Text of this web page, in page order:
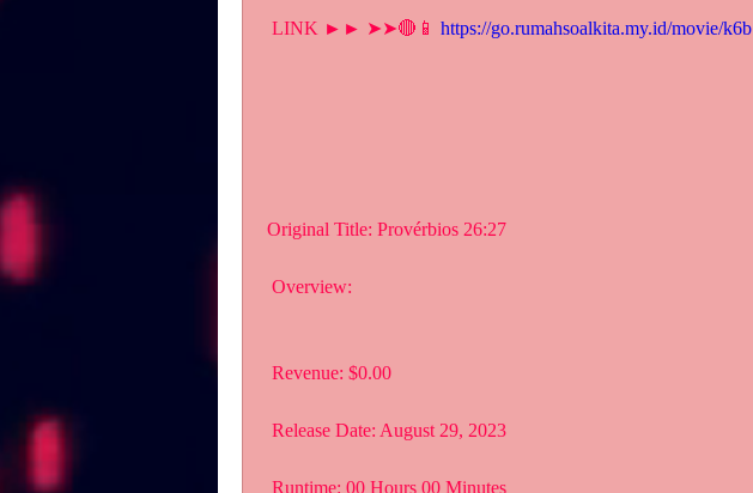
LINK ►► ➤➤🔴📱 https://go.rumahsoalkita.my.id/movie/k6b
Original Title: Provérbios 26:27
Overview:
Revenue: $0.00
Release Date: August 29, 2023
Runtime: 00 Hours 00 Minutes